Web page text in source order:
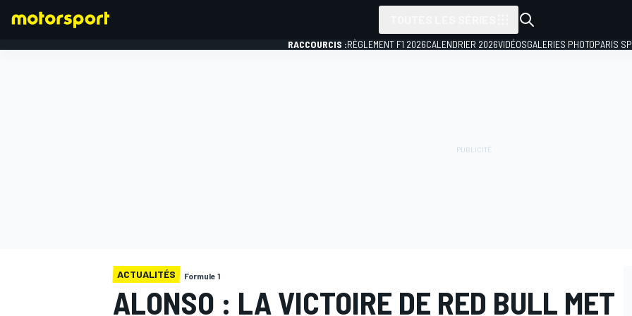
RACCOURCIS :RÈGLEMENT F1 2026CALENDRIER 2026VIDÉOSGALERIES PHOTOPARIS
ACTUALITÉS Formule 1
ALONSO : LA VICTOIRE DE RED BULL MET